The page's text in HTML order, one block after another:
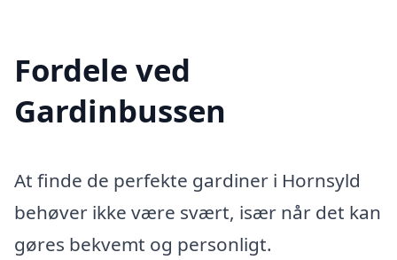
Fordele ved
Gardinbussen
At finde de perfekte gardiner i Hornsyld
behøver ikke være svært, især når det kan
gøres bekvemt og personligt.